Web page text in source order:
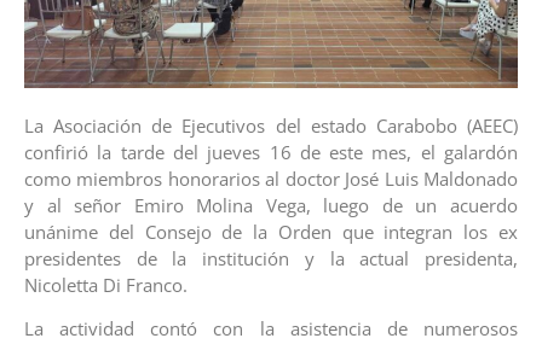
La Asociación de Ejecutivos del estado Carabobo (AEEC)
confirió la tarde del jueves 16 de este mes, el galardón
como miembros honorarios al doctor José Luis Maldonado
y al señor Emiro Molina Vega, luego de un acuerdo
unánime del Consejo de la Orden que integran los ex
presidentes de la institución y la actual presidenta,
Nicoletta Di Franco.
La actividad contó con la asistencia de numerosos